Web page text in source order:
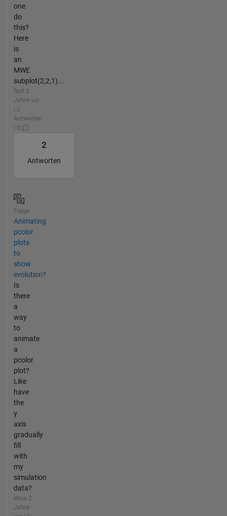
one
do
this?
Here
is
an
MWE
subplot(2,2,1)...
fast 2
Jahre vor
| 2
Antworten
| 0
2
Antworten
Frage
Animating
pcolor
plots
to
show
evolution?
Is
there
a
way
to
animate
a
pcolor
plot?
Like
have
the
y
axis
gradually
fill
with
my
simulation
data?
etwa 2
Jahre